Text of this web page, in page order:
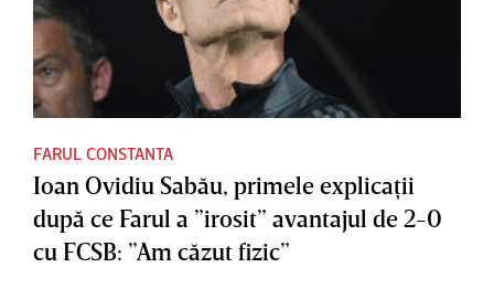
FARUL CONSTANTA
Ioan Ovidiu Sabău, primele explicaţii
după ce Farul a ”irosit” avantajul de 2-0
cu FCSB: ”Am căzut fizic”